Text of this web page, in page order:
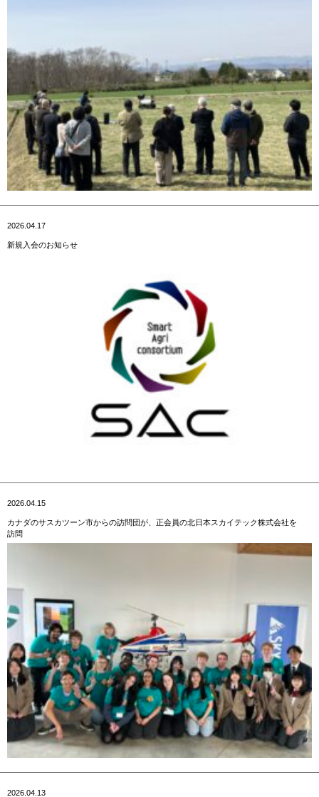
2026.04.17
新規入会のお知らせ
2026.04.15
カナダのサスカツーン市からの訪問団が、正会員の北日本スカイテック株式会社を
訪問
2026.04.13